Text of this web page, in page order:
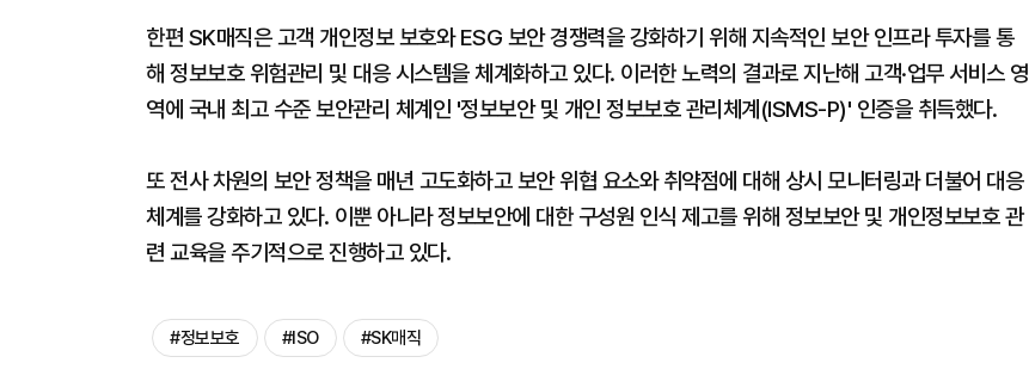
한편 SK매직은 고객 개인정보 보호와 ESG 보안 경쟁력을 강화하기 위해 지속적인 보안 인프라 투자를 통
해 정보보호 위험관리 및 대응 시스템을 체계화하고 있다. 이러한 노력의 결과로 지난해 고객·업무 서비스 영
역에 국내 최고 수준 보안관리 체계인 '정보보안 및 개인 정보보호 관리체계(ISMS-P)' 인증을 취득했다.
또 전사 차원의 보안 정책을 매년 고도화하고 보안 위협 요소와 취약점에 대해 상시 모니터링과 더불어 대응
체계를 강화하고 있다. 이뿐 아니라 정보보안에 대한 구성원 인식 제고를 위해 정보보안 및 개인정보보호 관
련 교육을 주기적으로 진행하고 있다.
#정보보호 #ISO #SK매직